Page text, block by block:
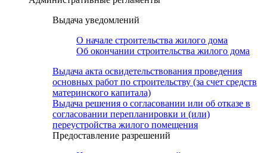
Выдача уведомлений
О начале строительства жилого дома
Об окончании строительства жилого дома
Выдача акта освидетельствования проведения
основных работ по строительству (за счет средств
материнского капитала)
Выдача решения о согласовании или об отказе в
согласовании перепланировки и (или)
переустройства жилого помещения
Предоставление разрешений